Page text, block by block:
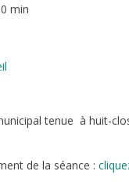
min
tenue à huit-
de la séance :